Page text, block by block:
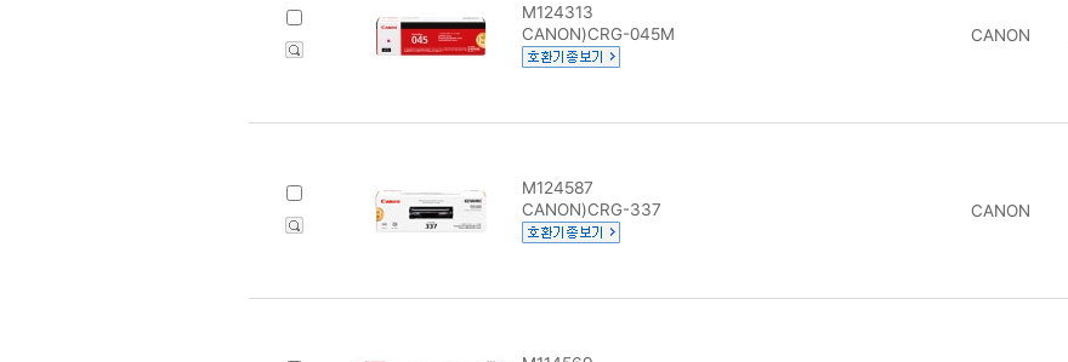
M124313
CANON)CRG-045M
CANON
M124587
CANON)CRG-337
CANON